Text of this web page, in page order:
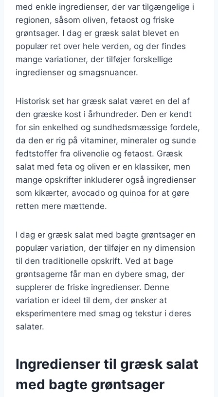
med enkle ingredienser, der var tilgængelige i
regionen, såsom oliven, fetaost og friske
grøntsager. I dag er græsk salat blevet en
populær ret over hele verden, og der findes
mange variationer, der tilføjer forskellige
ingredienser og smagsnuancer.
Historisk set har græsk salat været en del af
den græske kost i århundreder. Den er kendt
for sin enkelhed og sundhedsmæssige fordele,
da den er rig på vitaminer, mineraler og sunde
fedtstoffer fra olivenolie og fetaost. Græsk
salat med feta og oliven er en klassiker, men
mange opskrifter inkluderer også ingredienser
som kikærter, avocado og quinoa for at gøre
retten mere mættende.
I dag er græsk salat med bagte grøntsager en
populær variation, der tilføjer en ny dimension
til den traditionelle opskrift. Ved at bage
grøntsagerne får man en dybere smag, der
supplerer de friske ingredienser. Denne
variation er ideel til dem, der ønsker at
eksperimentere med smag og tekstur i deres
salater.
Ingredienser til græsk salat
med bagte grøntsager